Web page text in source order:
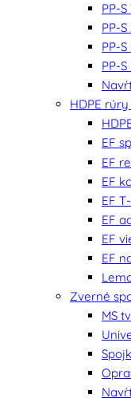
PP-
PP-
PP-
PP-
HDPE
EF
EF
EF
EF
EF
EF
EF
Zverné
MS